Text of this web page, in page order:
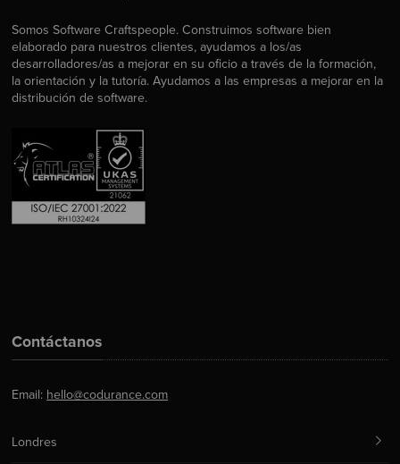
Somos Software Craftspeople. Construimos software bien
elaborado para nuestros clientes, ayudamos a los/as
desarrolladores/as a mejorar en su oficio a través de la formación,
la orientación y la tutoría. Ayudamos a las empresas a mejorar en la
distribución de software.
Contáctanos
Email: hello@codurance.com
Londres